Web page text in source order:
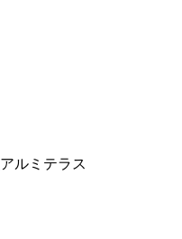
アルミテラス